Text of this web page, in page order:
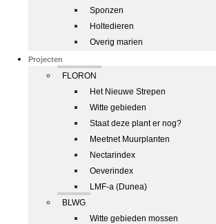
Sponzen
Holtedieren
Overig marien
Projecten
FLORON
Het Nieuwe Strepen
Witte gebieden
Staat deze plant er nog?
Meetnet Muurplanten
Nectarindex
Oeverindex
LMF-a (Dunea)
BLWG
Witte gebieden mossen